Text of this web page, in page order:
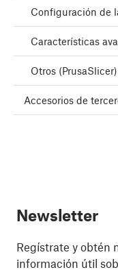
Configuración de
Características
Otros (PrusaSlicer)
Accesorios de
Newsletter
Regístrate y obtén
información útil